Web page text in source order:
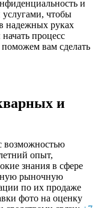
и
услугами, чтобы
надежных руках
процесс
вам сделать
и
возможностью
опыт,
знания в сфере
рыночную
по их продаже
фото на оценку